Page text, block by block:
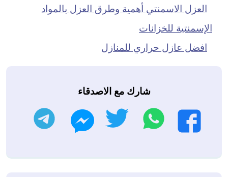
العزل الاسمنتي أهمية وطرق العزل بالمواد
الإسمنتية للخزانات
افضل عازل حراري للمنازل
شارك مع الاصدقاء
فيسبوك
واتساب تويتر ماسنجر